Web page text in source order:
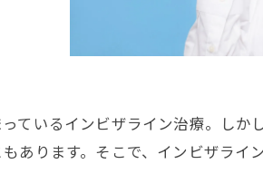
ているインビザライン治療。し
あります。そこで、インビザライ